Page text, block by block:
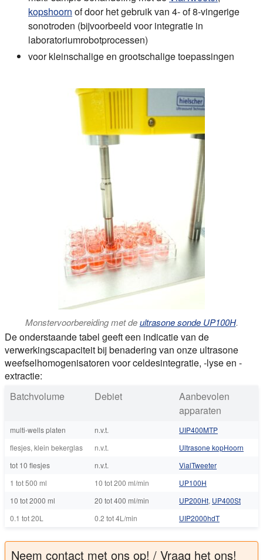
kopshoorn of door het gebruik van 4- of 8-vingerige
sonotroden (bijvoorbeeld voor integratie in
laboratoriumrobotprocessen)
voor kleinschalige en grootschalige toepassingen
Monstervoorbereiding met deultrasone sonde UP100H.
De onderstaande tabel geeft een indicatie van de
verwerkingscapaciteit bij benadering van onze ultrasone
weefselhomogenisatoren voor celdesintegratie, -lyse en -
extractie:
Batchvolume
Debiet
Aanbevolen
apparaten
multi-wells platen n.v.t.
UIP400MTP
flesjes, klein bekerglas
n.v.t.
Ultrasone kopHoorn
tot 10 flesjes
n.v.t.
VialTweeter
1 tot 500 ml
10 tot 200 ml/min
UP100H
10 tot 2000 ml
20 tot 400 ml/min UP200Ht, UP400St
0.1 tot 20L
0.2 tot 4L/min UIP2000hdT
Neem contact met ons op! / Vraag het ons!